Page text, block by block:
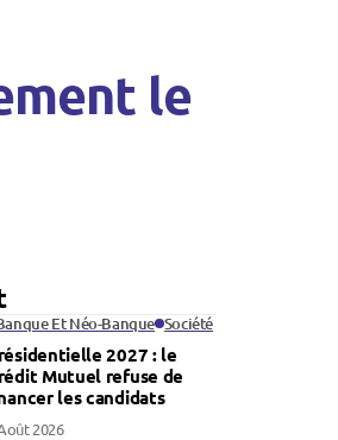
le
Et Néo-Banque Société
2027 : le
Mutuel refuse de
les candidats
2026